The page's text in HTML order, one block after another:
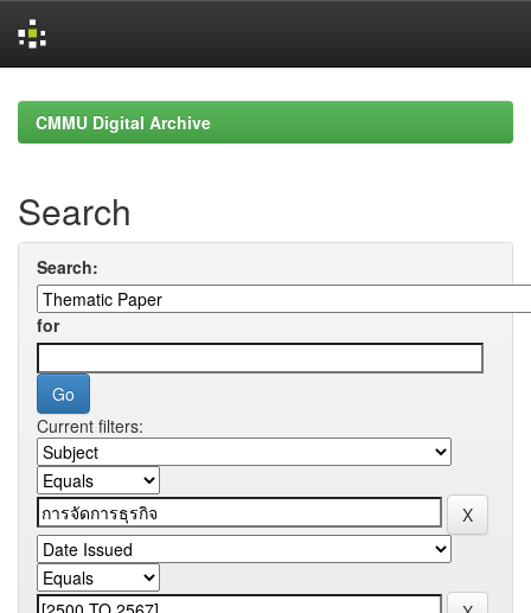
navigationCMMU Digital Archive
Search
Search:
for
Current filters: